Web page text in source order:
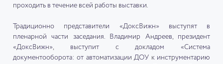
проходить в течение всей работы выставки.
Традиционно представители «ДоксВижн» выступят в
пленарной части заседания. Владимир Андреев, президент
«ДоксВижн», выступит с докладом «Система
документооборота: от автоматизации ДОУ к инструментарию